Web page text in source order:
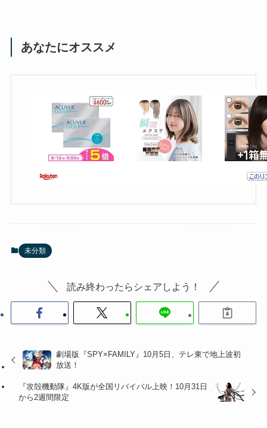
あなたにオススメ
未分類
読み終わったらシェアしよう！
劇場版『SPY×FAMILY』10月5日、テレ東で地上波初
放送！
『攻殻機動隊』4K版が全国リバイバル上映！10月31日
から2週間限定